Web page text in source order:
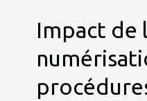
Impact de